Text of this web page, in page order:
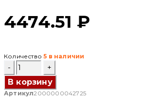
4474.51 ₽
Количество 5 в наличии
Количество
товара
Механизм
ручного
управления
В корзину
Артикул2000000042725